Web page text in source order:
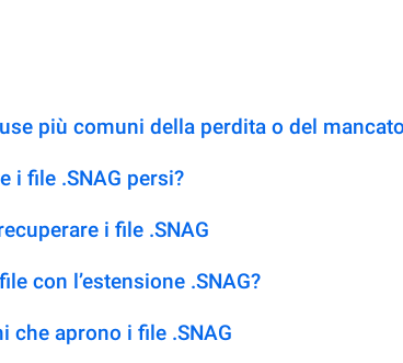
più comuni della perdita o del
i file .SNAG persi?
i file .SNAG
con l’estensione .SNAG?
che aprono i file .SNAG